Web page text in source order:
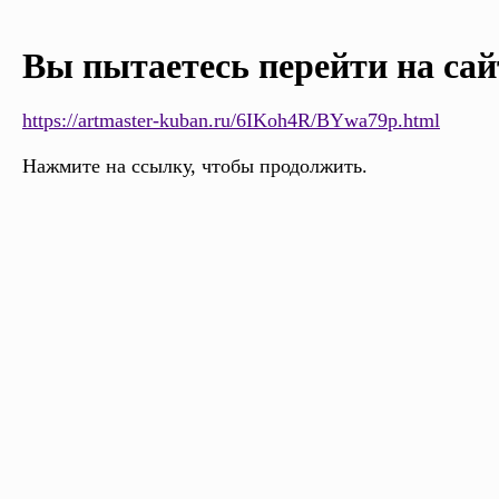
Вы пытаетесь перейти на
https://artmaster-kuban.ru/6IKoh4R/BYwa79p.html
Нажмите на ссылку, чтобы продолжить.